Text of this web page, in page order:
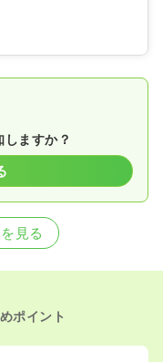
ますか？
見る
ポイント